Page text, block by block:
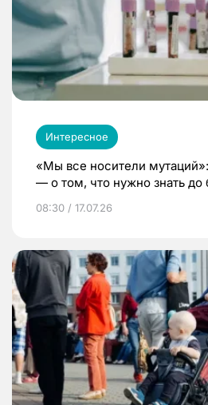
Интересное
«Мы все носители
— о том, что нужно знать до
08:30 / 17.07.26